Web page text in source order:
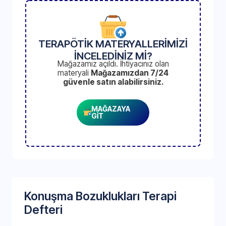
TERAPÖTİK MATERYALLERİMİZİ
İNCELEDİNİZ Mİ?
Mağazamız açıldı. İhtiyacınız olan
materyali Mağazamızdan 7/24
güvenle satın alabilirsiniz.
MAĞAZAYA
GİT
Konuşma Bozuklukları Terapi
Defteri